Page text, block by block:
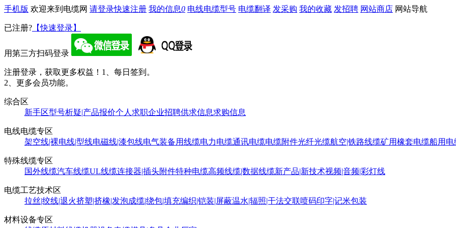
手机版 欢迎来到电缆网 请登录快速注册 我的信息0 电线电缆型号 电缆翻译 发采购 我的收藏 发招聘 网站商店 网站导航
已注册? 【快速登录】
用第三方扫码登录
注册登录，获取更多权益！ 1、每日签到。
2、更多会员功能。
综合区
新手区型号析疑|产品报价个人求职企业招聘供求信息求购信息
电线电缆专区
架空线|裸电线|型线电磁线|漆包线电气装备用线缆电力电缆通讯电缆电缆附件光纤光缆航空|铁路线缆矿用橡套电缆船用电
特殊线缆专区
国外线缆汽车线缆UL线缆连接器|插头附件特种电缆高频线缆|数据线缆新产品|新技术视频|音频|彩灯线
电缆工艺技术区
拉丝|绞线|退火挤塑|挤橡|发泡成缆|绕包|填充编织|铠装|屏蔽温水|辐照|干法交联喷码印字|记米包装
材料设备专区